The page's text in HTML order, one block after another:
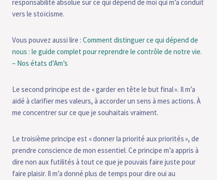
responsabilité absolue sur ce qui dépend de moi qui m’a conduit
vers le stoïcisme.
Vous pouvez aussi lire : Comment distinguer ce qui dépend de
nous : le guide complet pour reprendre le contrôle de notre vie.
– Nos états d’Am’s
Le second principe est de « garder en tête le but final ». Il m’a
aidé à clarifier mes valeurs, à accorder un sens à mes actions. À
me concentrer sur ce que je souhaitais vraiment.
Le troisième principe est « donner la priorité aux priorités », de
prendre conscience de mon essentiel. Ce principe m’a appris à
dire non aux futilités à tout ce que je pouvais faire juste pour
faire plaisir. Il m’a donné plus de temps pour dire oui au